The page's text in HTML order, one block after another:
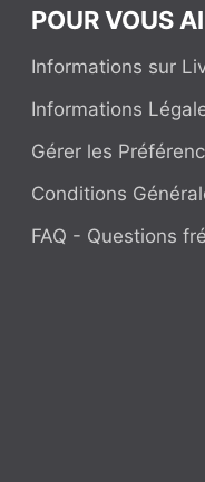
POUR VOUS
Informations sur
Informations
Gérer les
Conditions
FAQ - Questions